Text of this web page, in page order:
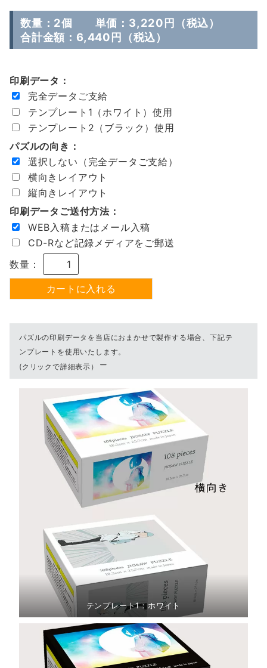
数量：2個 単価：3,220円（税込）
合計金額：6,440円（税込）
印刷データ：
完全データご支給
テンプレート1（ホワイト）使用
テンプレート2（ブラック）使用
パズルの向き：
選択しない（完全データご支給）
横向きレイアウト
縦向きレイアウト
印刷データご送付方法：
WEB入稿またはメール入稿
CD-Rなど記録メディアをご郵送
数量：
パズルの印刷データを当店におまかせで製作する場合、下記テ
ンプレートを使用いたします。
(クリックで詳細表示）
テンプレート1：ホワイト